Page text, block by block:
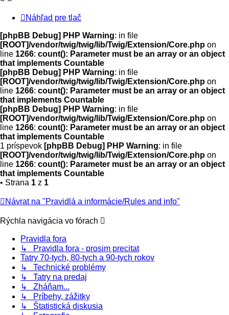
Náhľad pre tlač
[phpBB Debug] PHP Warning: in file
[ROOT]/vendor/twig/twig/lib/Twig/Extension/Core.php on
line 1266: count(): Parameter must be an array or an object
that implements Countable
[phpBB Debug] PHP Warning: in file
[ROOT]/vendor/twig/twig/lib/Twig/Extension/Core.php on
line 1266: count(): Parameter must be an array or an object
that implements Countable
[phpBB Debug] PHP Warning: in file
[ROOT]/vendor/twig/twig/lib/Twig/Extension/Core.php on
line 1266: count(): Parameter must be an array or an object
that implements Countable
1 príspevok [phpBB Debug] PHP Warning: in file
[ROOT]/vendor/twig/twig/lib/Twig/Extension/Core.php on
line 1266: count(): Parameter must be an array or an object
that implements Countable
• Strana 1 z 1
Návrat na "Pravidlá a informácie/Rules and info"
Rýchla navigácia vo fórach
Pravidla fora
↳ Pravidla fora - prosim precitat
Tatry 70-tych, 80-tych a 90-tych rokov
↳ Technické problémy
↳ Tatry na predaj
↳ Zháňam...
↳ Príbehy, zážitky
↳ Štatistická diskusia